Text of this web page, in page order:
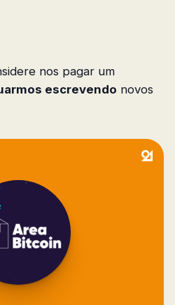
nos pagar um
escrevendo novos